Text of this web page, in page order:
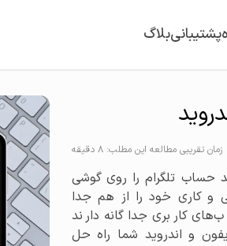
پشتیبانیبلاگ
زمان تقریبی مطالعه این مطلب: 8 دقیقه
حساب تلگرام را روی گوشی
و کاری خود را از هم جدا
کاربری جداگانه دارند
و اندروید شما راه حل